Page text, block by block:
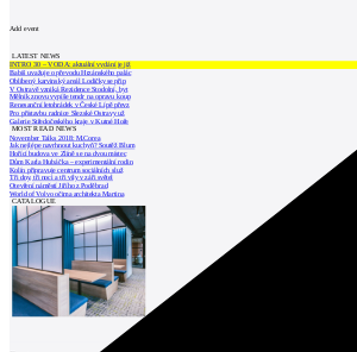
Add event
LATEST NEWS
INTRO 30 – VODA: aktuální vydání je již
Babiš uvažuje o převodu Hrzánského palác
Oblíbený karvinský areál Lodičky se přip
V Ostravě vzniká Rezidence Stodolní, byt
Mělník znovu vypíše tendr na opravu koup
Renesanční letohrádek v České Lípě převz
Pro přístavbu radnice Slezské Ostravy už
Galerie Středočeského kraje v Kutné Hoře
MOST READ NEWS
November Talks 2018: M.Corea
Jak nejlépe navrhnout kuchyň? Soutěž Blum
Hořící budova ve Zlíně se na dvou místec
Dům Karla Hubáčka – experimentální rodin
Kolín připravuje centrum sociálních služ
Tři dny, tři noci a tři vily v záři světel
Otevření náměstí Jiřího z Poděbrad
World of Volvo očima architekta Martina
CATALOGUE